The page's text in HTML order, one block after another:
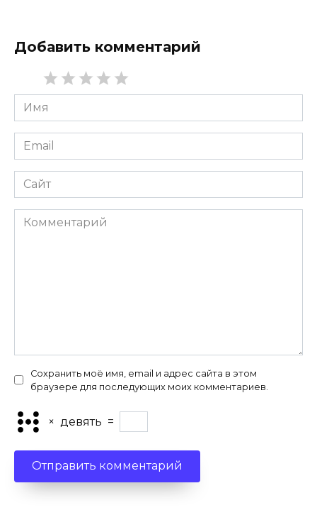
Добавить комментарий
Имя
*
Email
*
Сайт
Комментарий
Сохранить моё имя, email и адрес сайта в этом
браузере для последующих моих комментариев.
× девять =